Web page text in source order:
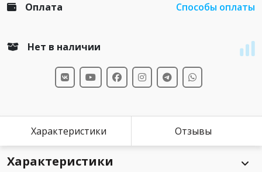
Оплата Способы оплаты
Нет в наличии
Характеристики Отзывы
Характеристики